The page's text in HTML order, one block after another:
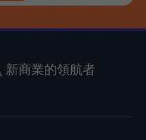
新商業的領航者